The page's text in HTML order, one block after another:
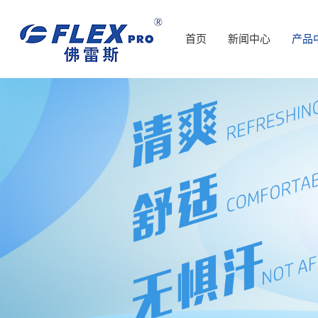
首页 新闻中心 产品